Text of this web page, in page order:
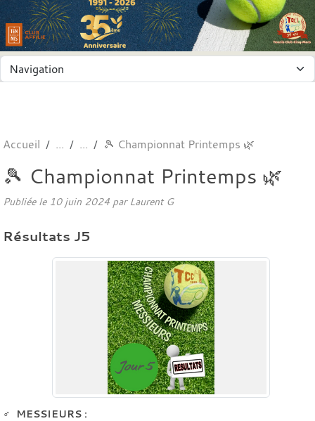
Accueil 🎾 Championnat Printemps 🌿
🎾 Championnat Printemps 🌿
Publiée le 10 juin 2024 par Laurent G
Résultats J5
♂️ MESSIEURS :
Panneau de gestion des cookies